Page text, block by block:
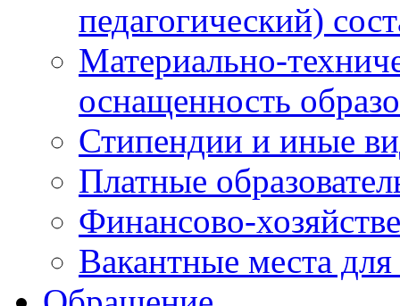
педагогический)
Материально-
оснащенность
Стипендии и иные
Платные
Финансово-
Вакантные места